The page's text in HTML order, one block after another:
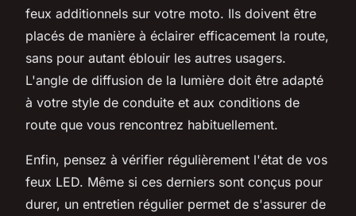
feux additionnels sur votre moto. Ils doivent être
placés de manière à éclairer efficacement la route,
sans pour autant éblouir les autres usagers.
L'angle de diffusion de la lumière doit être adapté
à votre style de conduite et aux conditions de
route que vous rencontrez habituellement.
Enfin, pensez à vérifier régulièrement l'état de vos
feux LED. Même si ces derniers sont conçus pour
durer, un entretien régulier permet de s'assurer de